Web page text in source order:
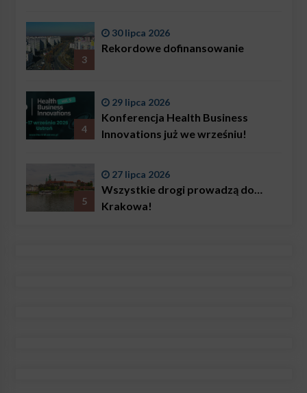
problemem są nie tylko choroby
3
30 lipca 2026
Rekordowe dofinansowanie
4
29 lipca 2026
Konferencja Health Business
Innovations już we wrześniu!
5
27 lipca 2026
Wszystkie drogi prowadzą do…
Krakowa!